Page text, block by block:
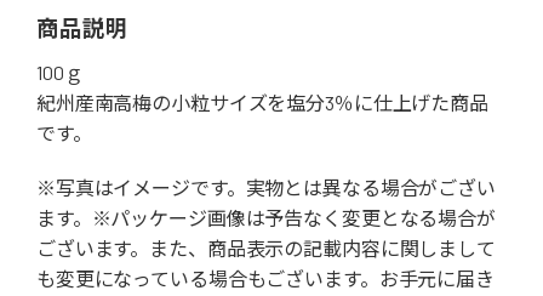
商品説明
100ｇ
紀州産南高梅の小粒サイズを塩分3％に仕上げた商品
です。
※写真はイメージです。実物とは異なる場合がござい
ます。※パッケージ画像は予告なく変更となる場合が
ございます。また、商品表示の記載内容に関しまして
も変更になっている場合もございます。お手元に届き